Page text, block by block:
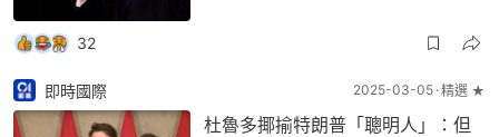
32
即時國際 2025-03-05 精選 ★
杜魯多揶揄特朗普「聰明人」：但